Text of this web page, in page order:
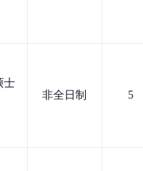
士
非全日制 5